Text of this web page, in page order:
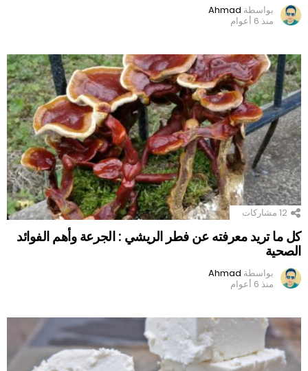
بواسطة Ahmad
منذ 6 أعوام
12 مشاركات
كل ما تريد معرفته عن فطر الريشي : الجرعة وأهم الفوائد
الصحية
بواسطة Ahmad
منذ 6 أعوام